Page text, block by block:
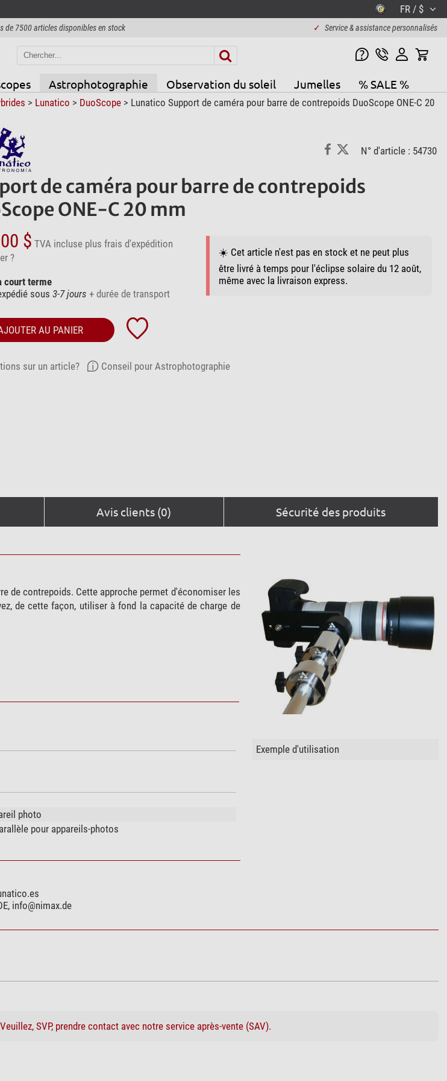
FR / $
de 7500 articles disponibles en stock ✓ Service & assistance personnalisés
Astrophotographie Observation du soleil Jumelles % SALE %
> Lunatico > DuoScope> Lunatico Support de caméra pour barre de contrepoids DuoScope ONE-C 20
N° d'article : 54730
de caméra pour barre de contrepoids
ONE-C 20 mm
$ TVA incluse plus frais d'expédition
?
court terme
sous 3-7 jours + durée de transport
☀️ Cet article n'est pas en stock et ne peut plus
être livré à temps pour l'éclipse solaire du 12 août,
même avec la livraison express.
AU PANIER
sur un article? Conseil pour Astrophotographie
Avis clients (0) Sécurité des produits
de contrepoids. Cette approche permet d'économiser les
de cette façon, utiliser à fond la capacité de charge de
photo
pour appareils-photos
info@nimax.de
Exemple d'utilisation
Veuillez, SVP, prendre contact avec notre service après-vente (SAV).